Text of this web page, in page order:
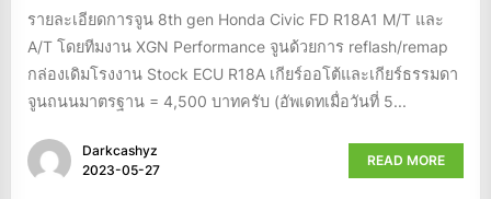
รายละเอียดการจูน 8th gen Honda Civic FD R18A1 M/T และ
A/T โดยทีมงาน XGN Performance จูนด้วยการ reflash/remap
กล่องเดิมโรงงาน Stock ECU R18A เกียร์ออโต้และเกียร์ธรรมดา
จูนถนนมาตรฐาน = 4,500 บาทครับ (อัพเดทเมื่อวันที่ 5...
Darkcashyz
2023-05-27
READ MORE